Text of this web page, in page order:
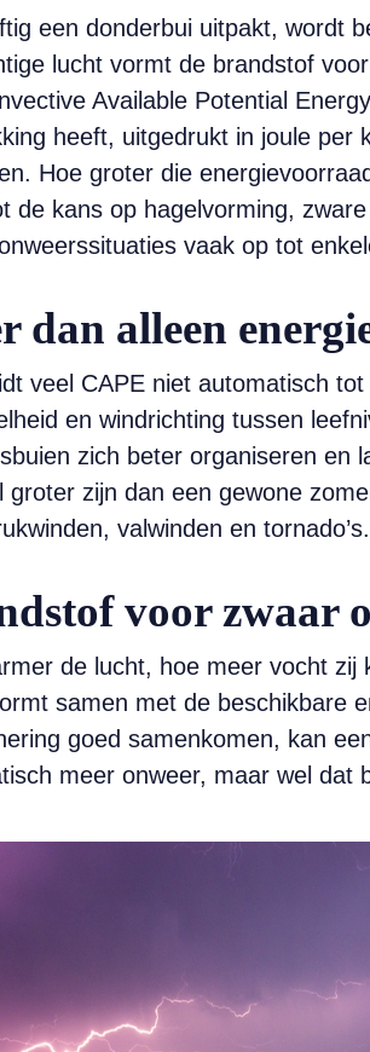
een donderbui uitpakt, wordt
lucht vormt de brandstof
Available Potential
heeft, uitgedrukt in joule
Hoe groter die
de kans op hagelvorming,
vaak op tot
dan alleen
veel CAPE niet automatisch
en windrichting tussen
zich beter organiseren en
groter zijn dan een gewone
valwinden en tornado’s.
voor zwaar
de lucht, hoe meer vocht
samen met de beschikbare
goed samenkomen, kan
meer onweer, maar wel dat